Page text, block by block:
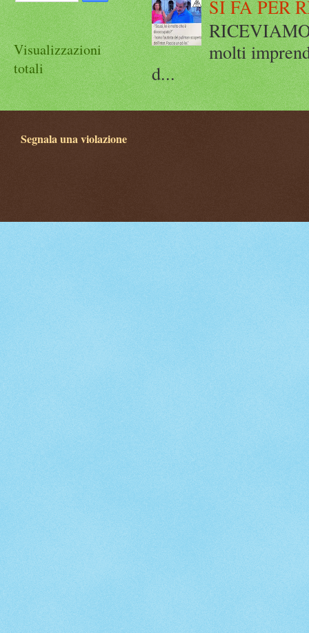
SI FA PER
molti
d...
Visualizzazioni
totali
Segnala una violazione